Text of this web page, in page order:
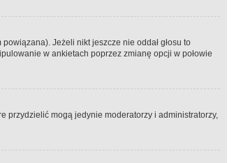
Jeżeli nikt jeszcze nie oddał głosu to
w ankietach poprzez zmianę opcji w połowie
przydzielić mogą jedynie moderatorzy i administratorzy,